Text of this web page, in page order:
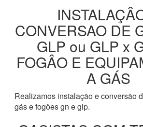
CONVERSAO DE
GLP ou GLP x
FOGÂO E
A GÁS
Realizamos instalação e conversão
gás e fogões gn e glp.